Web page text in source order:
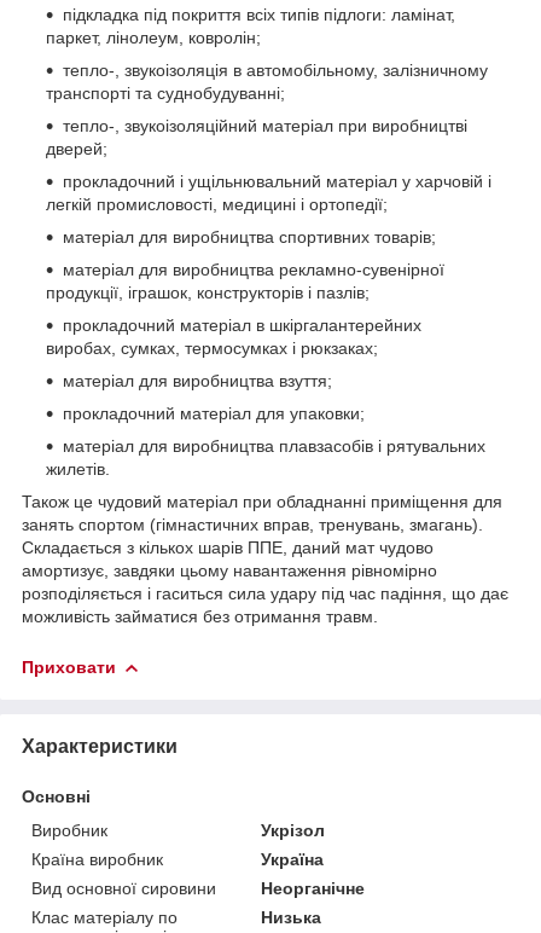
підкладка під покриття всіх типів підлоги: ламінат,
паркет, лінолеум, ковролін;
тепло-, звукоізоляція в автомобільному, залізничному
транспорті та суднобудуванні;
тепло-, звукоізоляційний матеріал при виробництві
дверей;
прокладочний і ущільнювальний матеріал у харчовій і
легкій промисловості, медицині і ортопедії;
матеріал для виробництва спортивних товарів;
матеріал для виробництва рекламно-сувенірної
продукції, іграшок, конструкторів і пазлів;
прокладочний матеріал в шкіргалантерейних
виробах, сумках, термосумках і рюкзаках;
матеріал для виробництва взуття;
прокладочний матеріал для упаковки;
матеріал для виробництва плавзасобів і рятувальних
жилетів.
Також це чудовий матеріал при обладнанні приміщення для
занять спортом (гімнастичних вправ, тренувань, змагань).
Складається з кількох шарів ППЕ, даний мат чудово
амортизує, завдяки цьому навантаження рівномірно
розподіляється і гаситься сила удару під час падіння, що дає
можливість займатися без отримання травм.
Приховати
Характеристики
Основні
Виробник
Укрізол
Країна виробник
Україна
Вид основної сировини
Неорганічне
Клас матеріалу по
Низька